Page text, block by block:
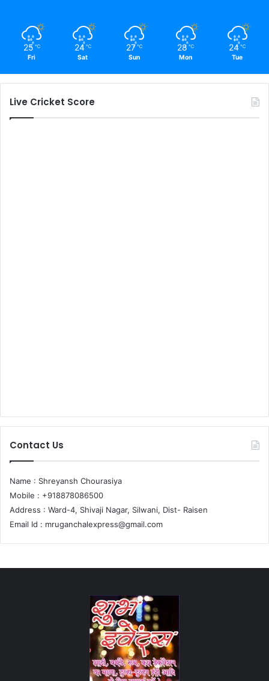
25 ℃
Fri
24 ℃
Sat
27 ℃
Sun
28 ℃
Mon
24 ℃
Tue
Live Cricket Score
Contact Us
Name : Shreyansh Chourasiya
Mobile : +918878086500
Address : Ward-4, Shivaji Nagar, Silwani, Dist- Raisen
Email Id : mruganchalexpress@gmail.com